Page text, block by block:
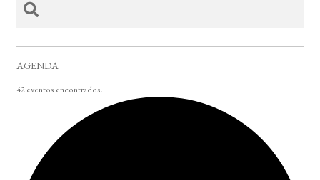
AGENDA
42 eventos encontrados.